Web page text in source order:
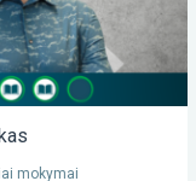
mokymai